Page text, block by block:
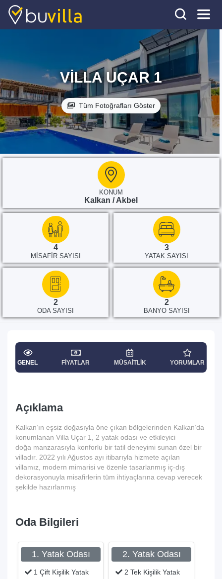
VILLA UÇAR 1
Tüm Fotoğrafları Göster
KONUM
Kalkan / Akbel
4
MISAFIR SAYISI
3
YATAK SAYISI
2
ODA SAYISI
2
BANYO SAYISI
GENEL FIYATLAR MÜSAITLIK YORUMLAR
Açıklama
Kalkan’ın eşsiz doğasıyla öne çıkan bölgelerinden Kalkan’da
konumlanan Villa Uçar 1, 2 yatak odası ve etkileyici
doğa manzarasıyla konforlu bir tatil deneyimi sunan özel bir
villadır. 2022 yılı Ağustos ayı itibarıyla hizmete açılan
villamız, modern mimarisi ve özenle tasarlanmış iç-dış
dekorasyonuyla misafirlerin tüm ihtiyaçlarına cevap verecek
şekilde hazırlanmış
Oda Bilgileri
1. Yatak Odası
1 Çift Kişilik Yatak
2. Yatak Odası
2 Tek Kişilik Yatak